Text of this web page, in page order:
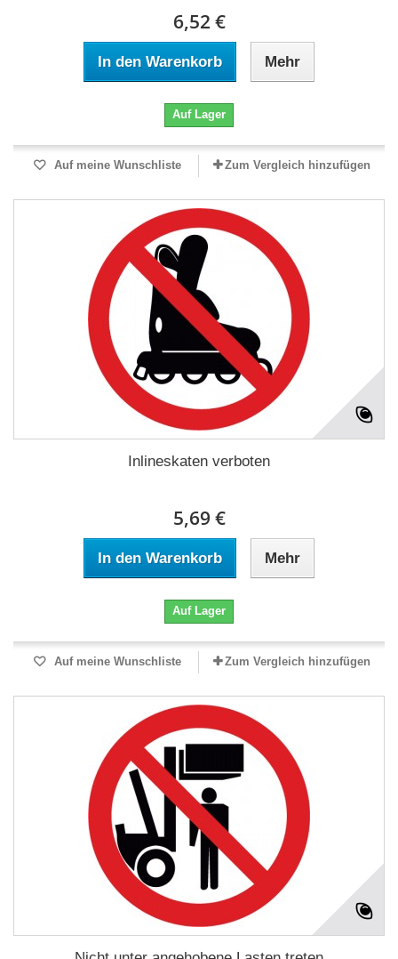
6,52 €
In den Warenkorb Mehr
Auf Lager
Auf meine Wunschliste Zum Vergleich hinzufügen
Inlineskaten verboten
5,69 €
In den Warenkorb Mehr
Auf Lager
Auf meine Wunschliste Zum Vergleich hinzufügen